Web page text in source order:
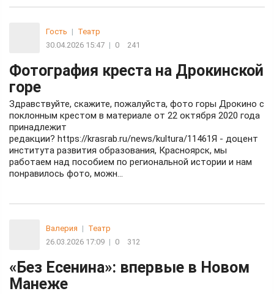
Гость | Театр
30.04.2026 15:47 | 0 241
Фотография креста на Дрокинской
горе
Здравствуйте, скажите, пожалуйста, фото горы Дрокино с
поклонным крестом в материале от 22 октября 2020 года
принадлежит
редакции? https://krasrab.ru/news/kultura/11461Я - доцент
института развития образования, Красноярск, мы
работаем над пособием по региональной истории и нам
понравилось фото, можн...
Валерия | Театр
26.03.2026 17:09 | 0 312
«Без Есенина»: впервые в Новом
Манеже